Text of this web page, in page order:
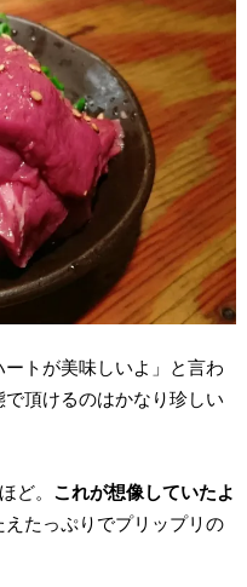
トが美味しいよ」と言わ
頂けるのはかなり珍しい
ど。 これが想像していたよ
えたっぷりでプリップリの